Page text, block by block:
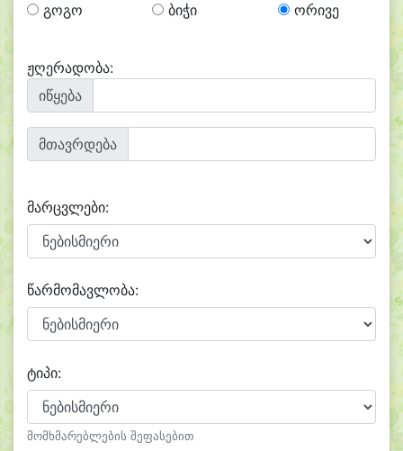
გოგო
ბიჭი ორივე
ჟღერადობა:
იწყება
მთავრდება
მარცვლები:
წარმომავლობა:
ტიპი:
მომხმარებლების შეფასებით